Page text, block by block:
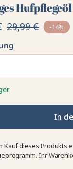
29,99 € -14%
In
Kauf dieses Produkts
Ihr